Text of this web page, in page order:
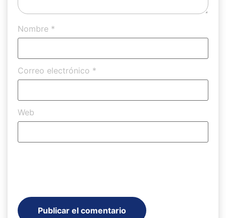
Nombre *
Correo electrónico *
Web